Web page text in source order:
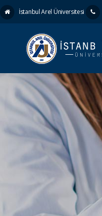
İstanbul Arel Üniversitesi